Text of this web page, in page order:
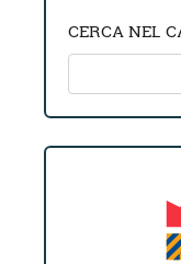
CERCA NEL